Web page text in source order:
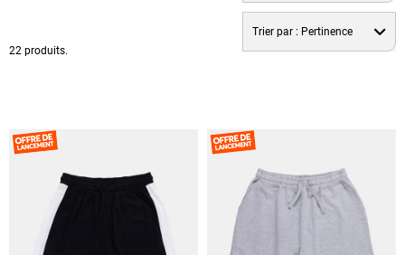
22 produits.
Trier par : Pertinence